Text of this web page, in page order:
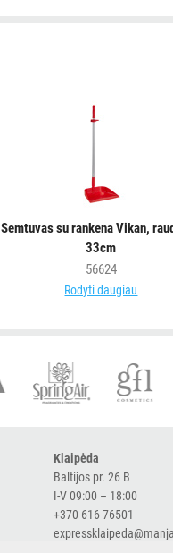
Semtuvas su rankena Vikan,
33cm
56624
Rodyti daugiau
Klaipėda
Baltijos pr. 26 B
I-V 09:00 – 18:00
+370 616 76501